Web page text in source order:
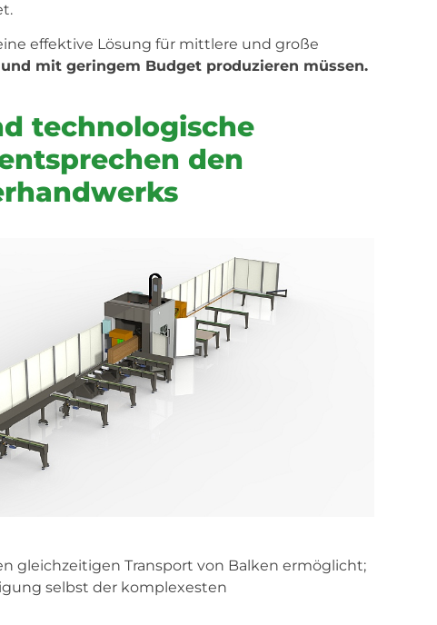
effektive Lösung für mittlere und große
mit geringem Budget produzieren müssen.
technologische
den
gleichzeitigen Transport von Balken ermöglicht;
selbst der komplexesten